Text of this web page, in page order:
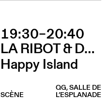
19:30–20:40
LA RIBOT & DANÇANDO COM A DIFERENÇA
Happy Island
QG, SALLE DE
L’ESPLANADE
SCÈNE